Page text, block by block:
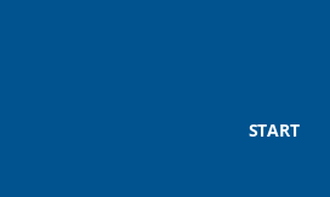
START